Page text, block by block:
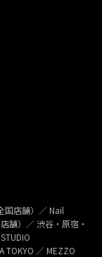
国店舗）／ Nail
舗）／ 渋谷・原宿・
TOKYO ／ MEZZO